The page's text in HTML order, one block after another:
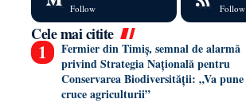
Follow Follow
Cele mai citite
Fermier din Timiș, semnal de alarmă
privind Strategia Națională pentru
Conservarea Biodiversității: „Va pune
cruce agriculturii”